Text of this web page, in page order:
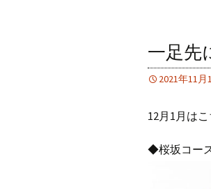
一足先
2021年11月
12月1月は
◆桜坂コー